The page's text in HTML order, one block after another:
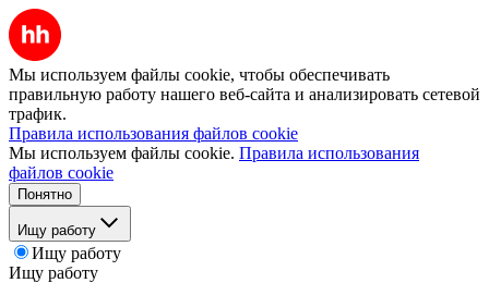
Мы используем файлы cookie, чтобы обеспечивать
правильную работу нашего веб-сайта и анализировать сетевой
трафик.
Правила использования файлов cookie
Мы используем файлы cookie. Правила использования
файлов cookie
Понятно
Ищу работу
Ищу работу
Ищу работу